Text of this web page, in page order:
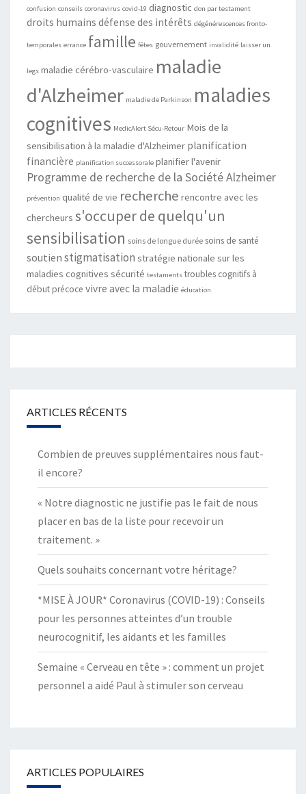
confusion conseils coronavirus covid-19 diagnostic don par testament
droits humains défense des intérêts dégénérescences fronto-
temporales errance famille fêtes gouvernement invalidité laisser un
legs maladie cérébro-vasculaire maladie
d'Alzheimer maladie de Parkinson maladies
cognitives MedicAlert Sécu-Retour Mois de la
sensibilisation à la maladie d'Alzheimer planification
financière planification successorale planifier l'avenir
Programme de recherche de la Société Alzheimer
prévention qualité de vie recherche rencontre avec les
chercheurs s'occuper de quelqu'un
sensibilisation soins de longue durée soins de santé
soutien stigmatisation stratégie nationale sur les
maladies cognitives sécurité testaments troubles cognitifs à
début précoce vivre avec la maladie éducation
ARTICLES RÉCENTS
Combien de preuves supplémentaires nous faut-
il encore?
« Notre diagnostic ne justifie pas le fait de nous
placer en bas de la liste pour recevoir un
traitement. »
Quels souhaits concernant votre héritage?
*MISE À JOUR* Coronavirus (COVID-19) : Conseils
pour les personnes atteintes d’un trouble
neurocognitif, les aidants et les familles
Semaine « Cerveau en tête » : comment un projet
personnel a aidé Paul à stimuler son cerveau
ARTICLES POPULAIRES